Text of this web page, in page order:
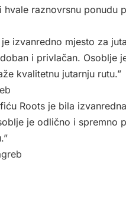
hvale raznovrsnu ponudu
je izvanredno mjesto za
i privlačan. Osoblje
kvalitetnu jutarnju rutu.”
Roots je bila
je odlično i spremno